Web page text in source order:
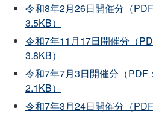
令和8年2月26日開催分（
3.5KB）
令和7年11月17日開催分（
3.8KB）
令和7年7月3日開催分（PDF
2.1KB）
令和7年3月24日開催分（